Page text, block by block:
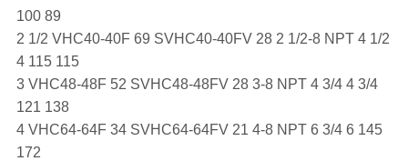
100 89
2 1/2 VHC40-40F 69 SVHC40-40FV 28 2 1/2-8 NPT 4 1/2
4 115 115
3 VHC48-48F 52 SVHC48-48FV 28 3-8 NPT 4 3/4 4 3/4
121 138
4 VHC64-64F 34 SVHC64-64FV 21 4-8 NPT 6 3/4 6 145
172